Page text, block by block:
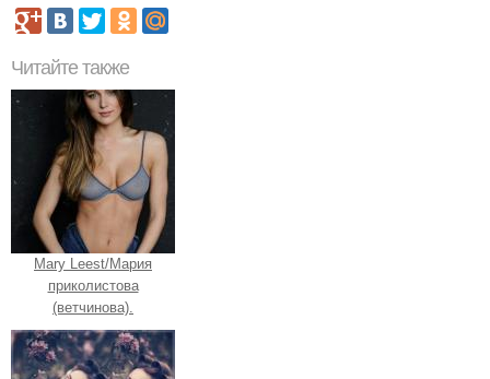
Читайте также
Mary Leest/Мария
приколистова
(ветчинова).